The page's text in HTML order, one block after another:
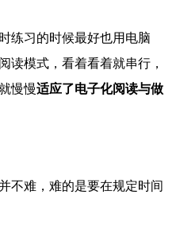
练习的时候最好也用电脑
读模式，看着看着就串行，
慢慢适应了电子化阅读与做
不难，难的是要在规定时间